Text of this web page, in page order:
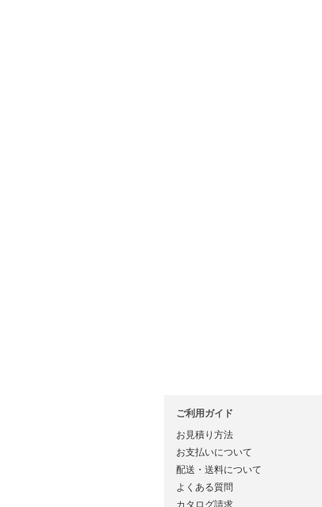
ご利用ガイド
お見積り方法
お支払いについて
配送・送料について
よくある質問
カタログ請求